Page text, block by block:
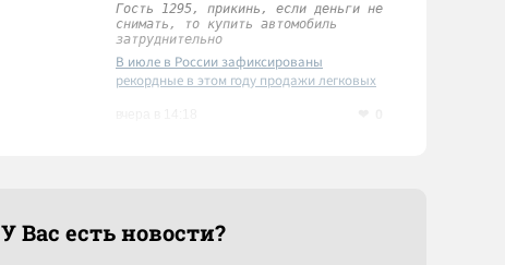
Гость 1295, прикинь, если деньги не
снимать, то купить автомобиль
затруднительно
В июле в России зафиксированы
рекордные в этом году продажи легковых
У Вас есть новости?